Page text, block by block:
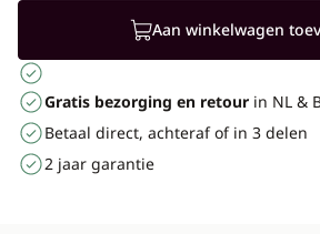
Aan winkelwagen
Gratis bezorging en retour in NL &
Betaal direct, achteraf of in 3 delen
2 jaar garantie